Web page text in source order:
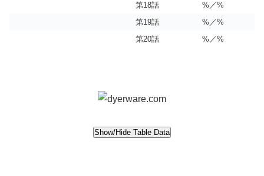
第18話
%／%
第19話
%／%
第20話
%／%